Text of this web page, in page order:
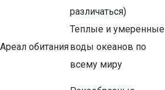
различаться)
Ареал обитания
Теплые и умеренные
воды океанов по
всему миру